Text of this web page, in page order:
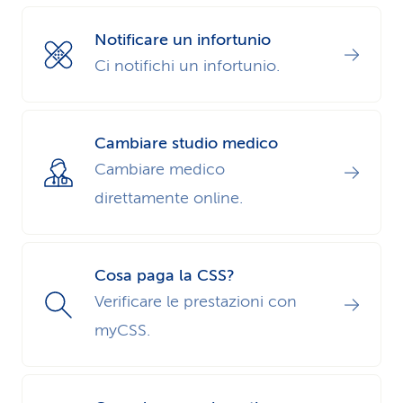
Notificare un infortunio
Ci notifichi un infortunio.
Cambiare studio medico
Cambiare medico
direttamente online.
Cosa paga la CSS?
Verificare le prestazioni con
myCSS.